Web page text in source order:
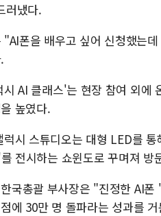
러냈다.
폰을 배우고 싶어 신청했는
AI 클래스'는 현장 참여 외에
높였다.
시 스튜디오는 대형 LED를
전시하는 쇼윈도로 꾸며져 방
국총괄 부사장은 "진정한 AI
에 30만 명 돌파라는 성과를